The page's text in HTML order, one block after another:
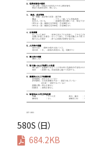
580S（日）
684.2KB